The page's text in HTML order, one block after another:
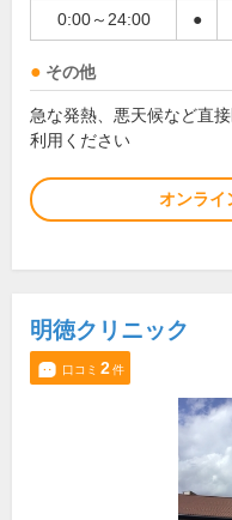
0:00～24:00 ●
その他
急な発熱、悪天候など直
利用ください
オンライ
明徳クリニック
口コミ 2件